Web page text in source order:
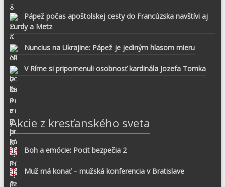
Pápež počas apoštolskej cesty do Francúzska navštívi aj
Lurdy a Metz
Nuncius na Ukrajine: Pápež je jediným hlasom mieru
V Ríme si pripomenuli osobnosť kardinála Jozefa Tomka
Akcie z kresťanského sveta
Boh a emócie: Pocit bezpečia 2
Muž má konať – mužská konferencia v Bratislave